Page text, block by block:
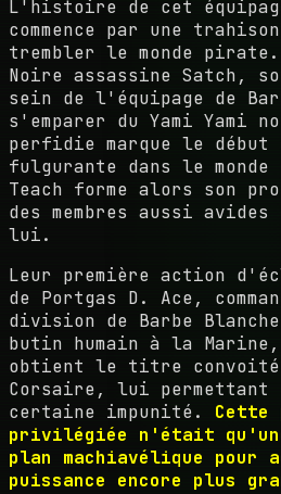
L'histoire de cet
commence par une
trembler le monde pirate.
Noire assassine Satch,
sein de l'équipage de
s'emparer du Yami Yami
perfidie marque le début
fulgurante dans le
Teach forme alors son
des membres aussi
lui.
Leur première action
de Portgas D. Ace,
division de Barbe
butin humain à la
obtient le titre convoité
Corsaire, lui permettant
certaine impunité. Cette
privilégiée n'était
plan machiavélique pour
puissance encore plus